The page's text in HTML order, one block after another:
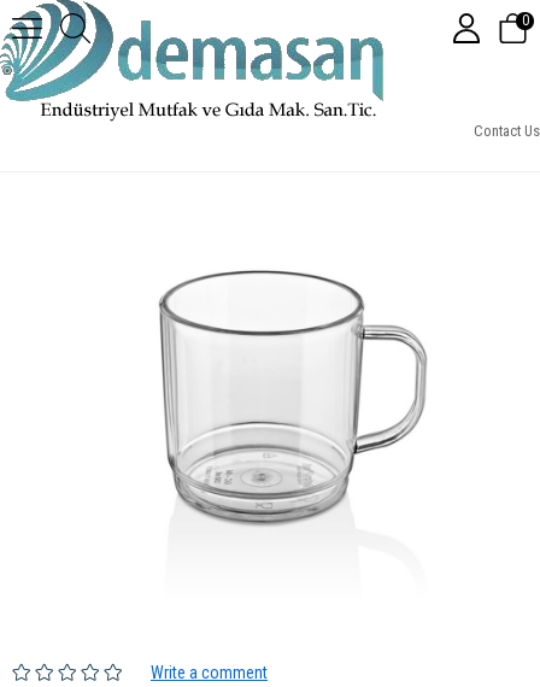
Contact Us
0
Gc04-Polikarbonat Kulplu Bardak 250 ml
Write a comment